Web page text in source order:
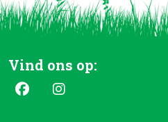
Vind ons op: